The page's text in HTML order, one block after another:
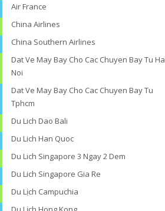
Air France
China Airlines
China Southern Airlines
Dat Ve May Bay Cho Cac Chuyen Bay Tu Ha
Noi
Dat Ve May Bay Cho Cac Chuyen Bay Tu
Tphcm
Du Lich Dao Bali
Du Lich Han Quoc
Du Lich Singapore 3 Ngay 2 Dem
Du Lich Singapore Gia Re
Du Lịch Campuchia